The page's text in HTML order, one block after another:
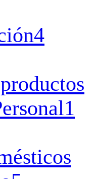
4
1